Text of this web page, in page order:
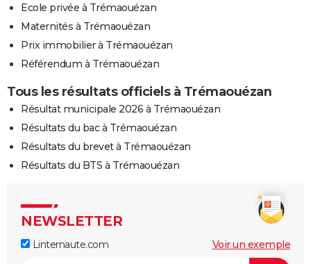
Ecole privée à Trémaouézan
Maternités à Trémaouézan
Prix immobilier à Trémaouézan
Référendum à Trémaouézan
Tous les résultats officiels à Trémaouézan
Résultat municipale 2026 à Trémaouézan
Résultats du bac à Trémaouézan
Résultats du brevet à Trémaouézan
Résultats du BTS à Trémaouézan
NEWSLETTER
Linternaute.com Voir un exemple